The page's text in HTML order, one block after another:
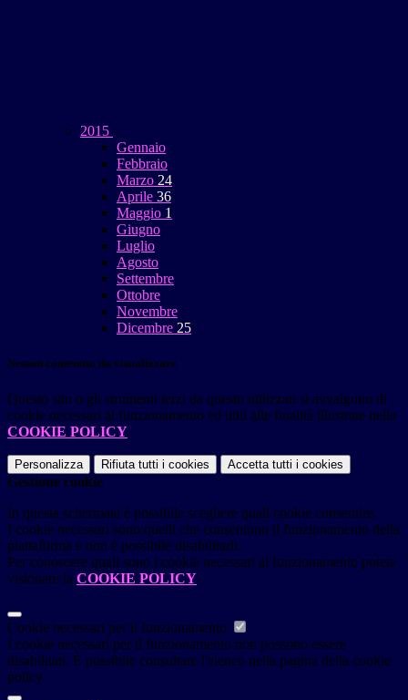
2015
Gennaio
Febbraio
Marzo 24
Aprile 36
Maggio 1
Giugno
Luglio
Agosto
Settembre
Ottobre
Novembre
Dicembre 25
Nessun contenuto da visualizzare
Questo sito o gli strumenti terzi da questo utilizzati si avvalgono di
cookie necessari al funzionamento ed utili alle finalità illustrate nella
COOKIE POLICY.
Personalizza Rifiuta tutti i cookies Accetta tutti i cookies
Gestione cookie
In questa schermata è possibile scegliere quali cookie consentire.
I cookie necessari sono quelli che consentono il funzionamento della
piattaforma e non è possibile disabilitarli.
Per conoscere quali sono i cookie necessari al funzionamento potete
visionare la COOKIE POLICY.
Cookie necessari per il funzionamento
I cookie necessari per il funzionamento non possono essere
disabilitati. È possibile consultare l'elenco nella pagina della cookie
policy.